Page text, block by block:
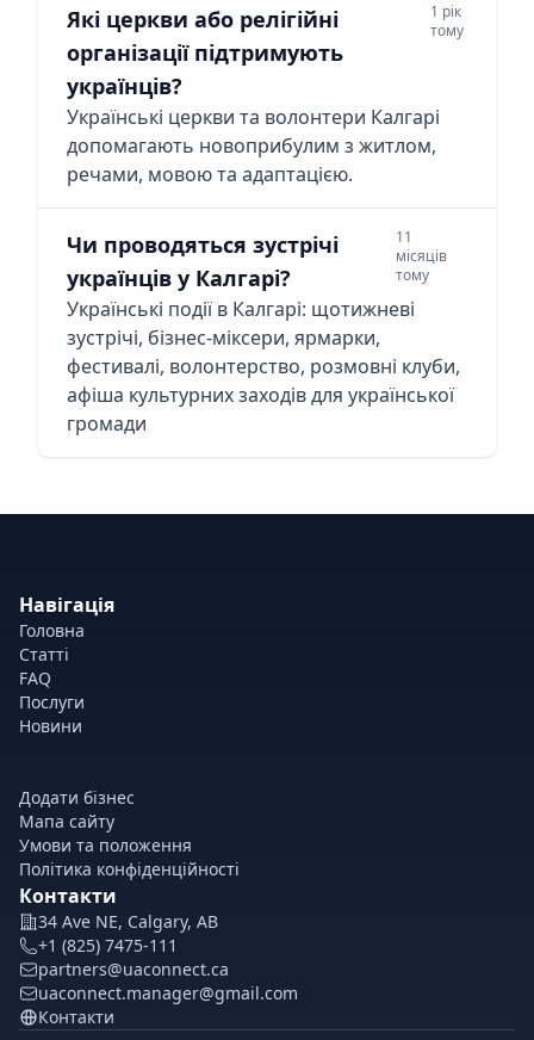
Які церкви або релігійні
організації підтримують
українців?
1 рік
тому
Українські церкви та волонтери Калгарі
допомагають новоприбулим з житлом,
речами, мовою та адаптацією.
Чи проводяться зустрічі
українців у Калгарі?
11
місяців
тому
Українські події в Калгарі: щотижневі
зустрічі, бізнес-міксери, ярмарки,
фестивалі, волонтерство, розмовні клуби,
афіша культурних заходів для української
громади
Навігація
Головна
Статті
FAQ
Послуги
Новини
Додати бізнес
Мапа сайту
Умови та положення
Політика конфіденційності
Контакти
34 Ave NE, Calgary, AB
+1 (825) 7475-111
partners@uaconnect.ca
uaconnect.manager@gmail.com
Контакти